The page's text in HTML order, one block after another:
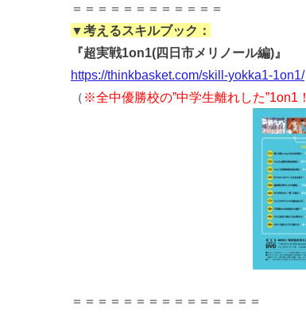
＝＝＝＝＝＝＝＝＝＝＝＝
▼考えるスキルブック：
『超実戦1on1(四日市メリノール編)』
https://thinkbasket.com/skill-yokka1-1on1/
（ ※全中優勝校の”中学生離れした”1on1！
＝＝＝＝＝＝＝＝＝＝＝＝＝＝＝